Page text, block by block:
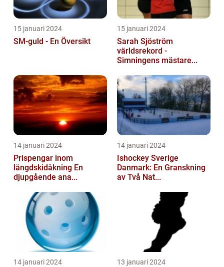
15 januari 2024
SM-guld - En Översikt
15 januari 2024
Sarah Sjöström
världsrekord -
Simningens mästare...
14 januari 2024
Prispengar inom
längdskidåkning En
djupgående ana...
14 januari 2024
Ishockey Sverige
Danmark: En Granskning
av Två Nat...
14 januari 2024 13 januari 2024